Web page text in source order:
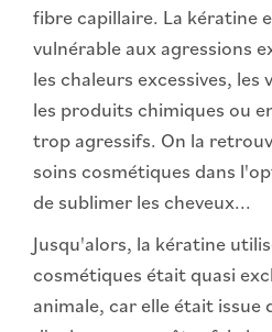
fibre capillaire. La kératine
vulnérable aux agressions
les chaleurs excessives,
les produits chimiques ou
trop agressifs. On la
soins cosmétiques dans
de sublimer les cheveux...
Jusqu'alors, la kératine
cosmétiques était quasi
animale, car elle était issue